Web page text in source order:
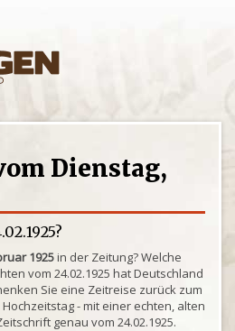
Dienstag,
1925in der Zeitung? Welche
vom 24.02.1925 hat Deutschland
Sie eine Zeitreise zurück zum
- mit einer echten, alten
genau vom 24.02.1925.